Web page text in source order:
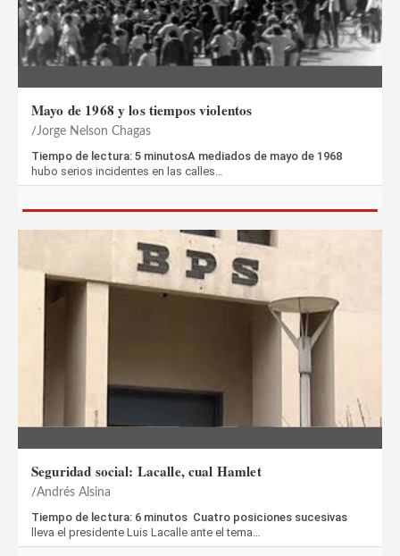
Mayo de 1968 y los tiempos violentos
Jorge Nelson Chagas
Tiempo de lectura: 5 minutosA mediados de mayo de 1968
hubo serios incidentes en las calles…
Seguridad social: Lacalle, cual Hamlet
Andrés Alsina
Tiempo de lectura: 6 minutos Cuatro posiciones sucesivas
lleva el presidente Luis Lacalle ante el tema…